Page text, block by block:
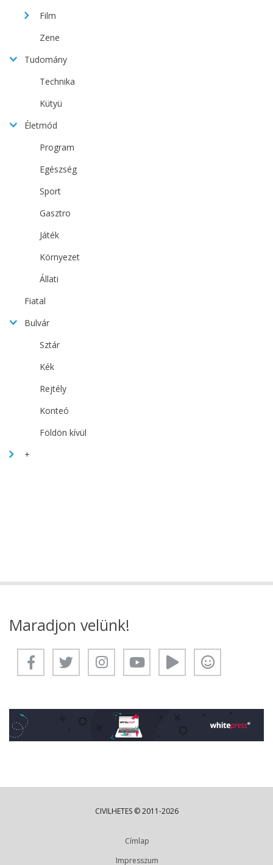
Film
Zene
Tudomány
Technika
Kütyü
Életmód
Program
Egészség
Sport
Gasztro
Játék
Környezet
Állati
Fiatal
Bulvár
Sztár
Kék
Rejtély
Konteó
Földön kívül
+
Maradjon velünk!
CIVILHETES © 2011-2026
Címlap
Impresszum